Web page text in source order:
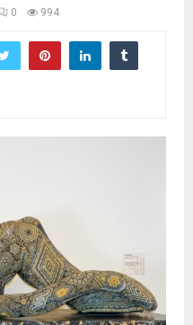
0 994